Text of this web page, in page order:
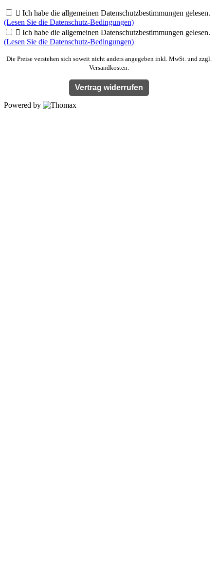
 Ich habe die allgemeinen Datenschutzbestimmungen gelesen.
(Lesen Sie die Datenschutz-Bedingungen)
 Ich habe die allgemeinen Datenschutzbestimmungen gelesen.
(Lesen Sie die Datenschutz-Bedingungen)
Die Preise verstehen sich soweit nicht anders angegeben inkl. MwSt. und zzgl.
Versandkosten.
Vertrag widerrufen
Powered by